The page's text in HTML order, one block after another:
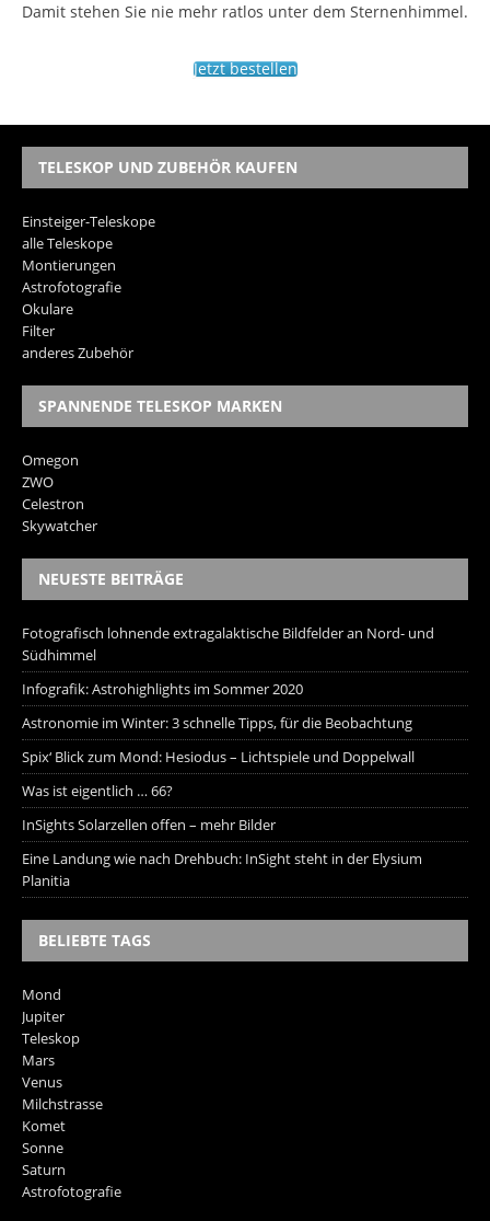
Damit stehen Sie nie mehr ratlos unter dem Sternenhimmel.
Jetzt bestellen
TELESKOP UND ZUBEHÖR KAUFEN
Einsteiger-Teleskope
alle Teleskope
Montierungen
Astrofotografie
Okulare
Filter
anderes Zubehör
SPANNENDE TELESKOP MARKEN
Omegon
ZWO
Celestron
Skywatcher
NEUESTE BEITRÄGE
Fotografisch lohnende extragalaktische Bildfelder an Nord- und
Südhimmel
Infografik: Astrohighlights im Sommer 2020
Astronomie im Winter: 3 schnelle Tipps, für die Beobachtung
Spix‘ Blick zum Mond: Hesiodus – Lichtspiele und Doppelwall
Was ist eigentlich … 66?
InSights Solarzellen offen – mehr Bilder
Eine Landung wie nach Drehbuch: InSight steht in der Elysium
Planitia
BELIEBTE TAGS
Mond
Jupiter
Teleskop
Mars
Venus
Milchstrasse
Komet
Sonne
Saturn
Astrofotografie